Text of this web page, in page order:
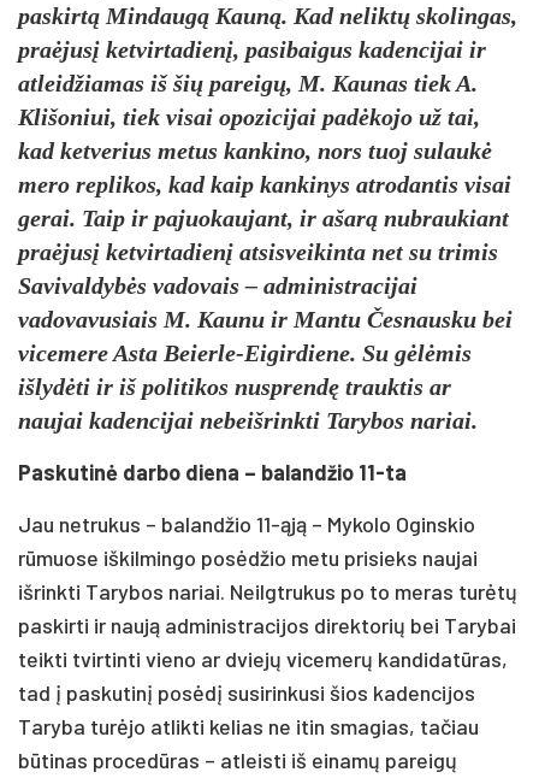
paskirtą Mindaugą Kauną. Kad neliktų skolingas,
praėjusį ketvirtadienį, pasibaigus kadencijai ir
atleidžiamas iš šių pareigų, M. Kaunas tiek A.
Klišoniui, tiek visai opozicijai padėkojo už tai,
kad ketverius metus kankino, nors tuoj sulaukė
mero replikos, kad kaip kankinys atrodantis visai
gerai. Taip ir pajuokaujant, ir ašarą nubraukiant
praėjusį ketvirtadienį atsisveikinta net su trimis
Savivaldybės vadovais – administracijai
vadovavusiais M. Kaunu ir Mantu Česnausku bei
vicemere Asta Beierle-Eigirdiene. Su gėlėmis
išlydėti ir iš politikos nusprendę trauktis ar
naujai kadencijai nebeišrinkti Tarybos nariai.
Paskutinė darbo diena – balandžio 11-ta
Jau netrukus – balandžio 11-ąją – Mykolo Oginskio
rūmuose iškilmingo posėdžio metu prisieks naujai
išrinkti Tarybos nariai. Neilgtrukus po to meras turėtų
paskirti ir naują administracijos direktorių bei Tarybai
teikti tvirtinti vieno ar dviejų vicemerų kandidatūras,
tad į paskutinį posėdį susirinkusi šios kadencijos
Taryba turėjo atlikti kelias ne itin smagias, tačiau
būtinas procedūras – atleisti iš einamų pareigų